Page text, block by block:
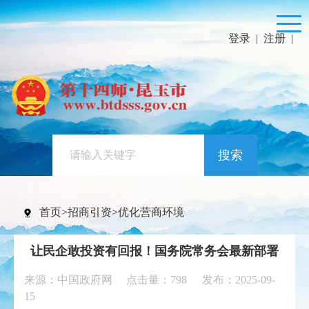
登录 | 注册 |
搜索
首页>招商引资>优化营商环境
让民企敢投资有回报！国务院常务会最新部署
来源：中国政府网 点击量： 798
发布：2025-09-
15